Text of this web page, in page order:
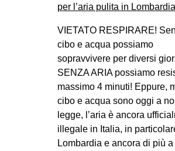
VIETATO RESPIRARE!
cibo e acqua possiamo
sopravvivere per diversi
SENZA ARIA possiamo
massimo 4 minuti! Eppure,
cibo e acqua sono oggi a
legge, l’aria è ancora
illegale in Italia, in
Lombardia e ancora di più a